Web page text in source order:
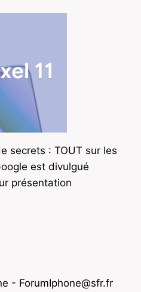
secrets : TOUT sur les
est divulgué
présentation
- ForumIphone@sfr.fr